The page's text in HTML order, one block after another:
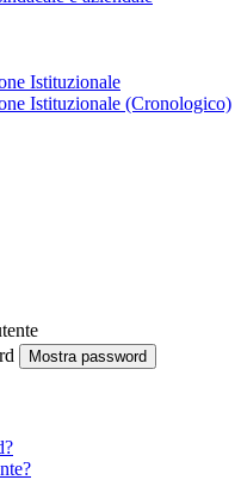
Istituzionale
Istituzionale (Cronologico)
Mostra password